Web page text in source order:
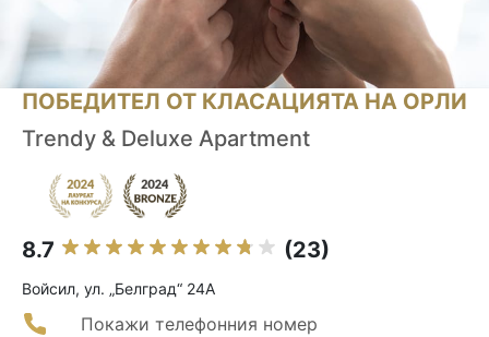
ПОБЕДИТЕЛ ОТ КЛАСАЦИЯТА НА ОРЛИ
Trendy & Deluxe Apartment
8.7 (23)
Войсил, ул. „Белград“ 24A
Покажи телефонния номер